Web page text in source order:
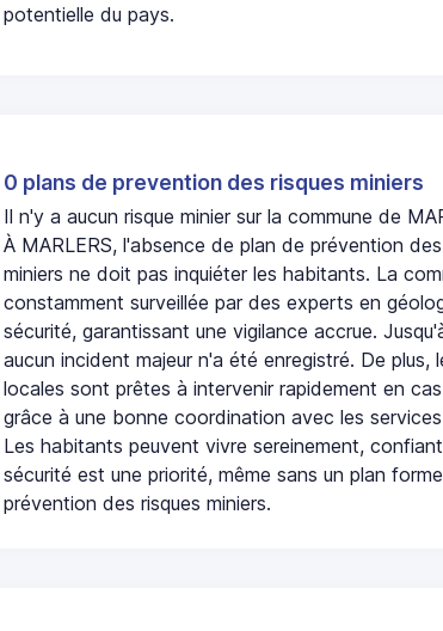
potentielle du pays.
0 plans de prevention des risques miniers
Il n'y a aucun risque minier sur la commune de
À MARLERS, l'absence de plan de prévention
miniers ne doit pas inquiéter les habitants. La
constamment surveillée par des experts en
sécurité, garantissant une vigilance accrue.
aucun incident majeur n'a été enregistré. De plus,
locales sont prêtes à intervenir rapidement en
grâce à une bonne coordination avec les
Les habitants peuvent vivre sereinement,
sécurité est une priorité, même sans un plan
prévention des risques miniers.